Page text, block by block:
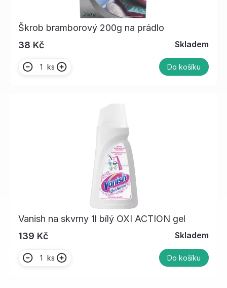
Škrob bramborový 200g na prádlo
38 Kč
Skladem
ks Do košíku
Vanish na skvrny 1l bílý OXI ACTION gel
139 Kč
Skladem
ks Do košíku